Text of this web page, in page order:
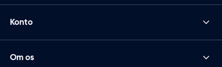
Konto
Om os